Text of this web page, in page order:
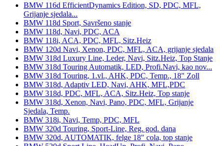
BMW 116d EfficientDynamics Edition, SD, PDC, MFL,
Grijanje sjedala...
BMW 118d Sport, Savršeno stanje
BMW 118d, Navi, PDC, ACA
BMW 118i, ACA, PDC, MFL, Sitz.Heiz
BMW 120d Navi, Xenon, PDC, MFL, ACA, grijanje sjedala
BMW 318d Luxury Line, Leder, Navi, Sitz.Heiz, Top Stanje
BMW 318d Touring Automatik, LED, Profi.Navi, kao nov...
BMW 318d Touring, 1.vl., AHK, PDC, Temp., 18" Zoll
BMW 318d, Adaptiv LED, Navi, AHK, MFL,PDC
BMW 318d, PDC, MFL, ACA, Sitz.Heiz, Top stanje
BMW 318d, Xenon, Navi, Pano, PDC, MFL, Grijanje
Sjedala, Temp.
BMW 318i, Navi, Temp, PDC, MFL
BMW 320d Touring, Sport-Line, Reg. god. dana
BMW 320d, AUTOMATIK, felge 18" cola, top stanje